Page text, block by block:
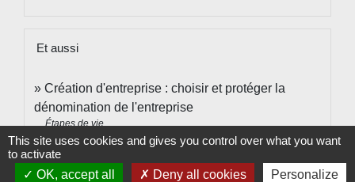
Et aussi
Création d'entreprise : choisir et protéger la
dénomination de l'entreprise
Étapes de vie
Signaler une erreur sur cette page
This site uses cookies and gives you control over what you want
to activate
OK, accept all
Deny all cookies Personalize